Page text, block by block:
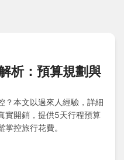
析：預算規劃與
？本文以過來人經驗，詳細
實開銷，提供5天行程預算
控旅行花費。